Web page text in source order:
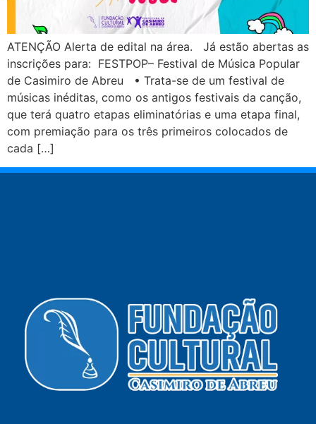
ATENÇÃO Alerta de edital na área. Já estão abertas as
inscrições para: FESTPOP– Festival de Música Popular
de Casimiro de Abreu • Trata-se de um festival de
músicas inéditas, como os antigos festivais da canção,
que terá quatro etapas eliminatórias e uma etapa final,
com premiação para os três primeiros colocados de
cada […]